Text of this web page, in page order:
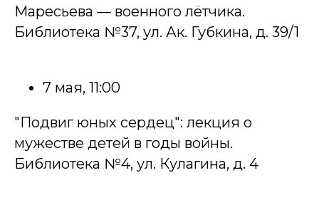
Маресьева — военного лётчика.
Библиотека №37, ул. Ак. Губкина, д. 39/1
7 мая, 11:00
"Подвиг юных сердец": лекция о
мужестве детей в годы войны.
Библиотека №4, ул. Кулагина, д. 4